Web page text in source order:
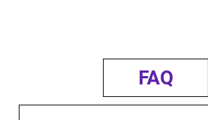
FAQ